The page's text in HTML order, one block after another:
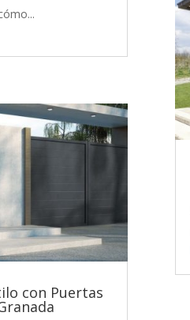
con Puertas